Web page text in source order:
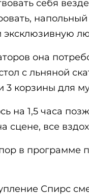
себя
эксклюзивную
она
с льняной
3 корзины для
на 1,5 часа
сцене, все
в программе
Спирс